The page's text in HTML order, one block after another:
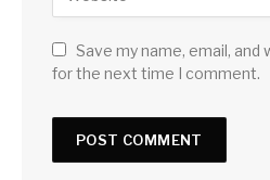
Save my name, email,
for the next time I comment.